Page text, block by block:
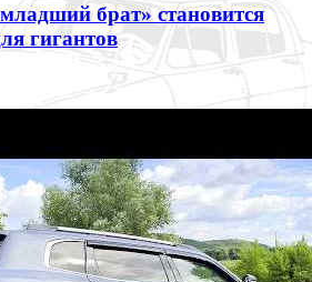
брат» становится
гигантов